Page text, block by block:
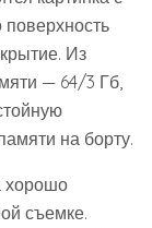
Из
— 64/3 Гб,
на борту.
хорошо
съемке.